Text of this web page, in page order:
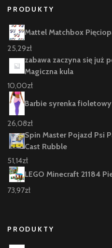
PRODUKTY
Mattel Matchbox
25,29zł
zabawa zaczyna się już
Magiczna kula
10,00zł
Barbie syrenka
26,08zł
Spin Master Pojazd Psi
Cast Rubble
51,14zł
LEGO Minecraft 21184
73,97zł
PRODUKTY